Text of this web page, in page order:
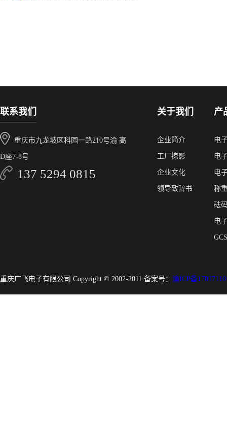
联系我们
重庆市九龙坡区科园一路210号渝 高
D座7-8号
137 5294 0815
关于我们
企业简介
工厂掠影
企业文化
领导致辞书
产
电
电
电
称
砝
电
重庆广飞电子有限公司 Copyright © 2002-2011 备案号： 渝ICP备